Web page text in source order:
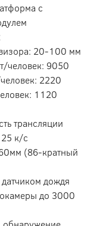
с
20-100 мм
человек: 9050
2220
1120
трансляции
к/с
(86-кратный
дождя
до 3000